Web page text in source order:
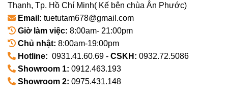
Thạnh, Tp. Hồ Chí Minh( Kế bên chùa Ân Phước)
Email: tuetutam678@gmail.com
Giờ làm việc: 8:00am- 21:00pm
Chủ nhật: 8:00am-19:00pm
Hotline: 0931.41.60.69 - CSKH: 0932.72.5086
Showroom 1: 0912.463.193
Showroom 2: 0975.431.148